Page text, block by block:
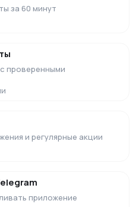
за 60 минут
проверенными
и регулярные акции
приложение